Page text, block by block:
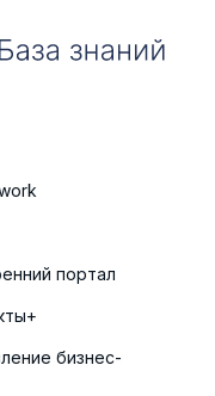
портал
бизнес-